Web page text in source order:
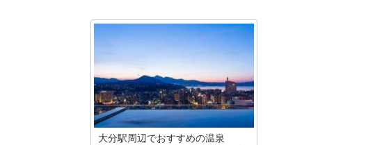
大分駅周辺でおすすめの温泉